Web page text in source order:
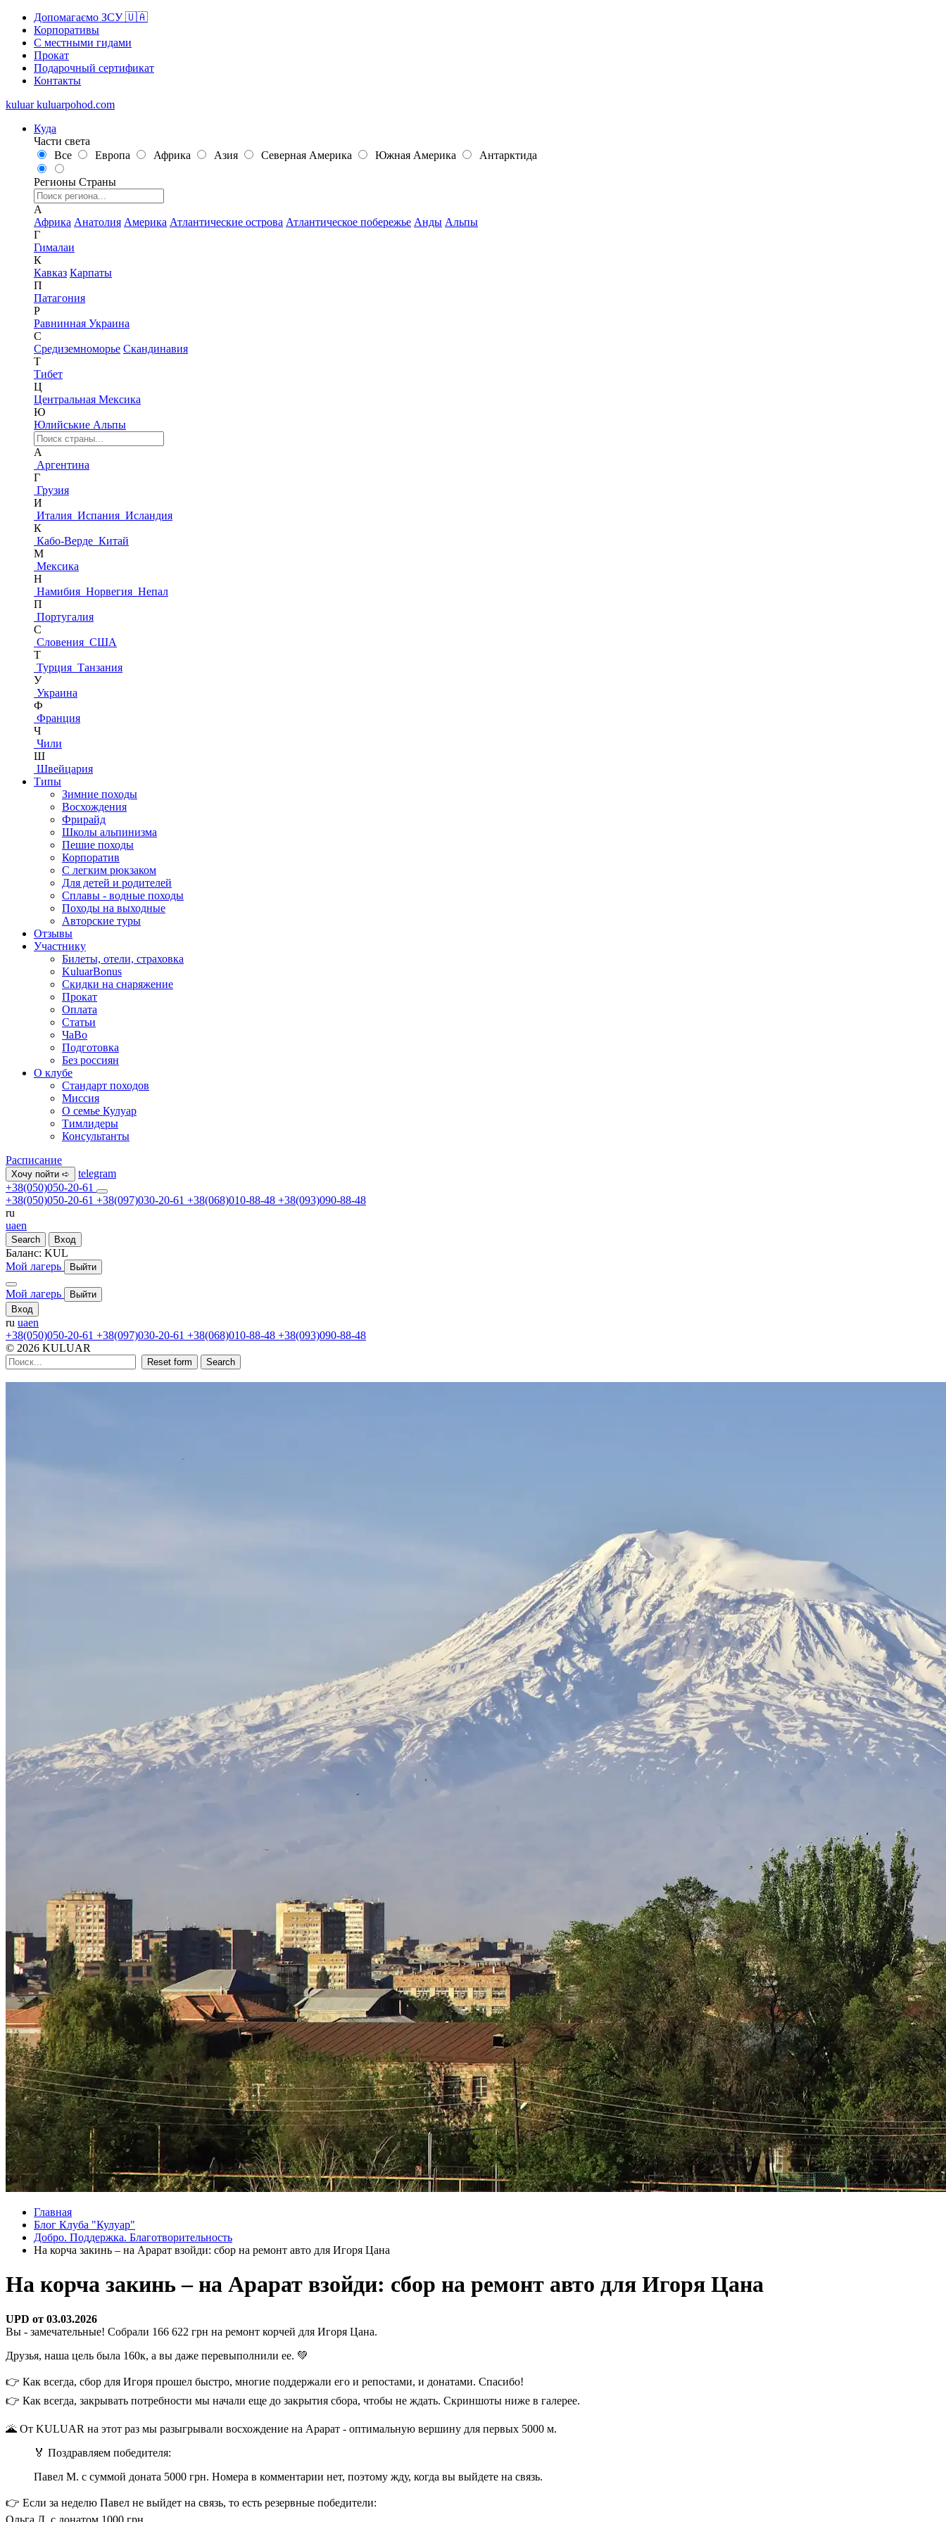
Допомагаємо ЗСУ 🇺🇦
Корпоративы
С местными гидами
Прокат
Подарочный сертификат
Контакты
kuluar kuluarpohod.com
Куда
Части света
Все
Европа Африка Азия Северная Америка Южная Америка Антарктида
Регионы Страны
А
Африка Анатолия Америка Атлантические острова Атлантическое побережье Анды Альпы
Г
Гималаи
К
Кавказ Карпаты
П
Патагония
Р
Равнинная Украина
С
Средиземноморье Скандинавия
Т
Тибет
Ц
Центральная Мексика
Ю
Юлийськие Альпы
А
Аргентина
Г
Грузия
И
Италия Испания Исландия
К
Кабо-Верде Китай
М
Мексика
Н
Намибия Норвегия Непал
П
Португалия
С
Словения США
Т
Турция Танзания
У
Украина
Ф
Франция
Ч
Чили
Ш
Швейцария
Типы
Зимние походы
Восхождения
Фрирайд
Школы альпинизма
Пешие походы
Корпоратив
С легким рюкзаком
Для детей и родителей
Сплавы - водные походы
Походы на выходные
Авторские туры
Отзывы
Участнику
Билеты, отели, страховка
KuluarBonus
Скидки на снаряжение
Прокат
Оплата
Статьи
ЧаВо
Подготовка
Без россиян
О клубе
Стандарт походов
Миссия
О семье Кулуар
Тимлидеры
Консультанты
Расписание
Хочу пойти ➪
telegram
+38(050)050-20-61
+38(050)050-20-61 +38(097)030-20-61 +38(068)010-88-48 +38(093)090-88-48
ru
uaen
Search Вход
Баланс: KUL
Мой лагерь
Выйти
Мой лагерь
Выйти
Вход
ru uaen
+38(050)050-20-61 +38(097)030-20-61 +38(068)010-88-48 +38(093)090-88-48
© 2026 KULUAR
Reset form Search
Главная
Блог Клуба "Кулуар"
Добро. Поддержка. Благотворительность
На корча закинь – на Арарат взойди: сбор на ремонт авто для Игоря Цана
На корча закинь – на Арарат взойди: сбор на ремонт авто для Игоря Цана
UPD от 03.03.2026
Вы - замечательные! Собрали 166 622 грн на ремонт корчей для Игоря Цана.
Друзья, наша цель была 160к, а вы даже перевыполнили ее. 💚
👉 Как всегда, сбор для Игоря прошел быстро, многие поддержали его и репостами, и донатами. Спасибо!
👉 Как всегда, закрывать потребности мы начали еще до закрытия сбора, чтобы не ждать. Скриншоты ниже в галерее.
🌋 От KULUAR на этот раз мы разыгрывали восхождение на Арарат - оптимальную вершину для первых 5000 м.
🏅 Поздравляем победителя:
Павел М. с суммой доната 5000 грн. Номера в комментарии нет, поэтому жду, когда вы выйдете на связь.
👉 Если за неделю Павел не выйдет на связь, то есть резервные победители:
Ольга Л. с донатом 1000 грн